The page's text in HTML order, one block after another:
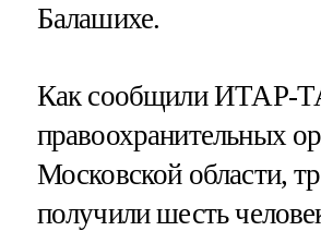
Балашихе.
Как сообщили ИТАР-
правоохранительных
Московской области,
получили шесть